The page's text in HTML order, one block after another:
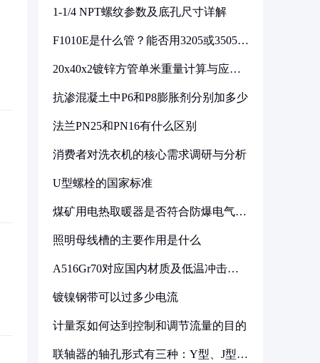
1-1/4 NPT螺纹参数及底孔尺寸详解
F1010E是什么管？能否用3205或3505代
20x40x2镀锌方管单米重量计算与应用
抗渗混凝土中P6和P8膨胀剂分别加多少
法兰PN25和PN16有什么区别
消费者对洗衣机的核心需求调研与分析
U型螺栓的国家标准
煤矿用电热取暖器是否符合防爆电气设
照明母线槽的主要作用是什么
A516Gr70对应国内材质及低温冲击要
镀镍钢带可以过多少电流
计量泵如何达到控制和调节流量的目的
联轴器的轴孔形式有三种：Y型、J型、